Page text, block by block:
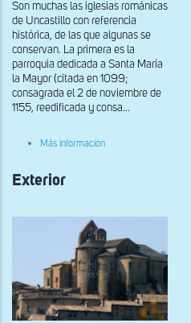
Son muchas las iglesias románicas
de Uncastillo con referencia
histórica, de las que algunas se
conservan. La primera es la
parroquia dedicada a Santa María
la Mayor (citada en 1099;
consagrada el 2 de noviembre de
1155, reedificada y consa...
Más información
Exterior